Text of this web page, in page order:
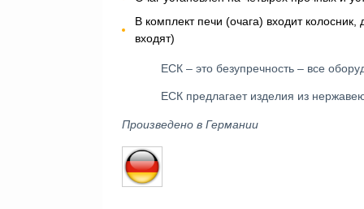
В комплект печи (очага) входит
входят)
ЕСК – это безупречность – все
ЕСК предлагает изделия из
Произведено в Германии